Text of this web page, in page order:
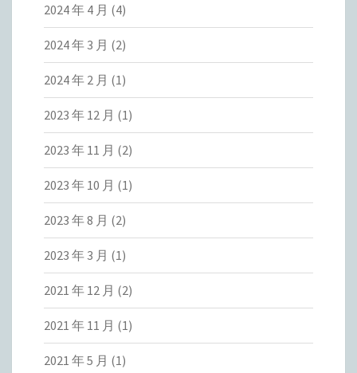
2024 年 4 月 (4)
2024 年 3 月 (2)
2024 年 2 月 (1)
2023 年 12 月 (1)
2023 年 11 月 (2)
2023 年 10 月 (1)
2023 年 8 月 (2)
2023 年 3 月 (1)
2021 年 12 月 (2)
2021 年 11 月 (1)
2021 年 5 月 (1)